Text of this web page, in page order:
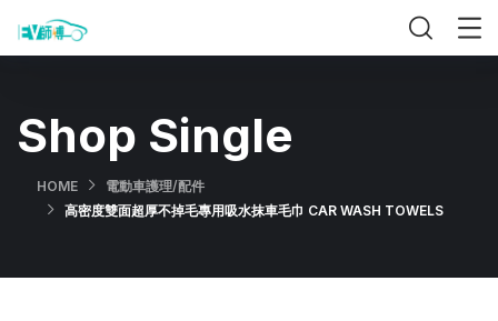
Shop Single
HOME
電動車護理/配件
高密度雙面超厚不掉毛專用吸水抹車毛巾 CAR WASH TOWELS